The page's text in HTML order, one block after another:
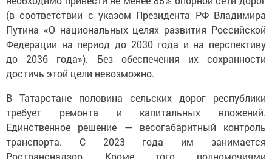
(в соответствии с указом Президента РФ Владимира
Путина «О национальных целях развития Российской
Федерации на период до 2030 года и на перспективу
до 2036 года»). Без обеспечения их сохранности
достичь этой цели невозможно.
В Татарстане половина сельских дорог республики
требует ремонта и капитальных вложений.
Единственное решение — весогабаритный контроль
транспорта. С 2023 года им занимается
Ространснадзор. Кроме того, полномочиями